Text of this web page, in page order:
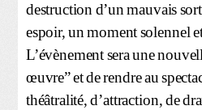
destruction d’un mauvais
espoir, un moment solennel
L’évènement sera une
œuvre” et de rendre au
théâtralité, d’attraction, de